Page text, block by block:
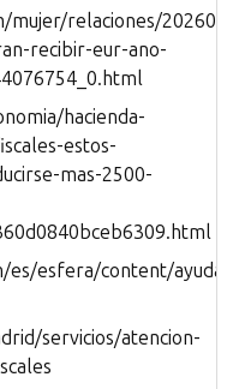
mujer/relaciones/
recibir-eur-ano-
hacienda-
estos-
mas-2500-
esfera/content/ayudas-
servicios/atencion-